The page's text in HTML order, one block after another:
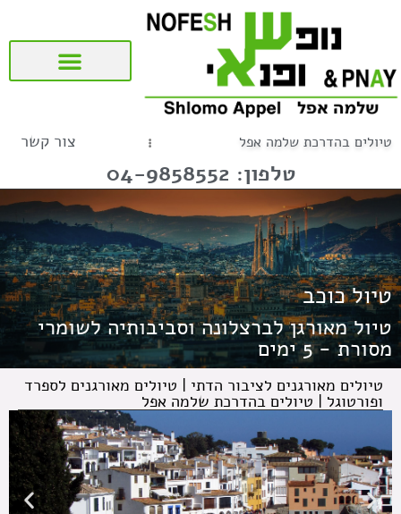
טיולים בהדרכת שלמה אפל צור קשר
טלפון: 04-9858552
טיול כוכב
טיול מאורגן לברצלונה וסביבותיה לשומרי
מסורת - 5 ימים
טיולים מאורגנים לציבור הדתי | טיולים מאורגנים לספרד
ופורטוגל | טיולים בהדרכת שלמה אפל